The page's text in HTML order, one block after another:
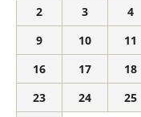
2
3 4
9
10 11
16
17 18
23
24 25